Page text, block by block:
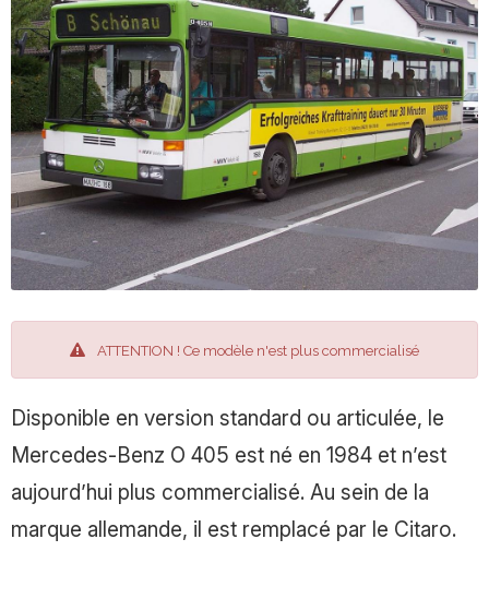
ATTENTION ! Ce modèle n'est plus commercialisé
Disponible en version standard ou articulée, le
Mercedes-Benz O 405 est né en 1984 et n’est
aujourd’hui plus commercialisé. Au sein de la
marque allemande, il est remplacé par le Citaro.